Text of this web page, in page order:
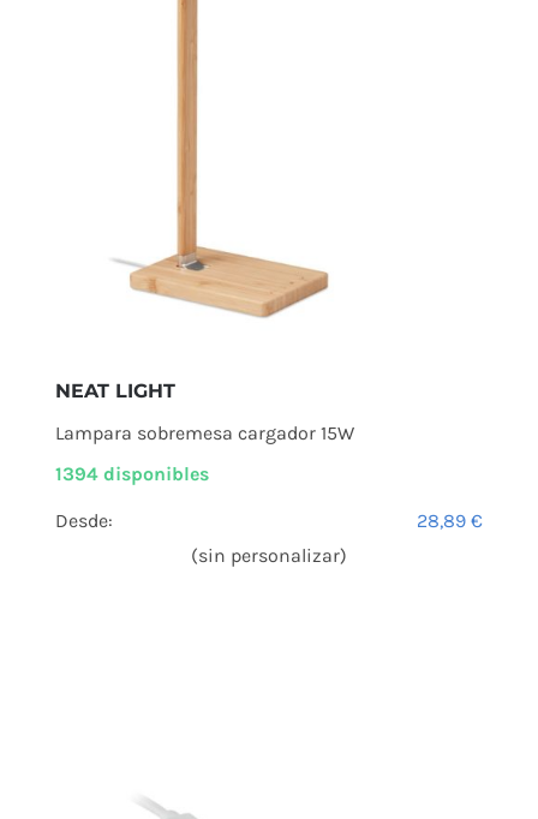
NEAT LIGHT
Lampara sobremesa cargador 15W
1394 disponibles
Desde: 28,89€
(sin personalizar)